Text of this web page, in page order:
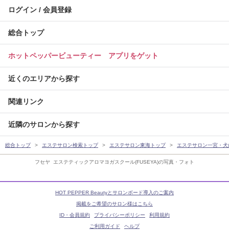
フセヤ エステティックアロマヨガスクール(FUSEYA)の写真・フォト
ログイン / 会員登録
総合トップ
ホットペッパービューティー アプリをゲット
近くのエリアから探す
関連リンク
近隣のサロンから探す
総合トップ エステサロン検索トップ エステサロン東海トップ エステサロン一宮・
HOT PEPPER Beautyとサロンボード導入のご案内
掲載をご希望のサロン様はこちら
ID・会員規約
プライバシーポリシー
利用規約
ご利用ガイド
ヘルプ